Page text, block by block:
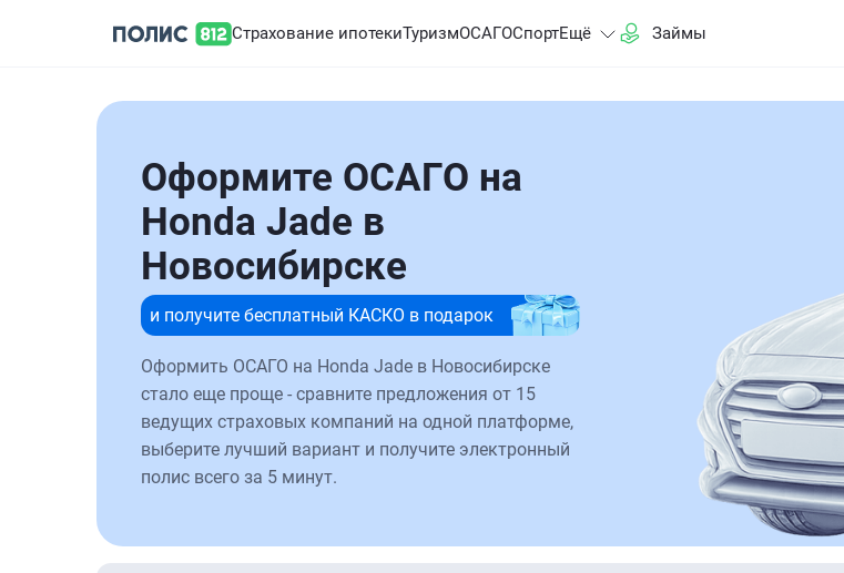
Страхование ипотекиТуризмОСАГОСпортЕщё Займы
Оформите ОСАГО на
Honda Jade в
Новосибирске
и получите бесплатный КАСКО в подарок
Оформить ОСАГО на Honda Jade в Новосибирске
стало еще проще - сравните предложения от 15
ведущих страховых компаний на одной платформе,
выберите лучший вариант и получите электронный
полис всего за 5 минут.